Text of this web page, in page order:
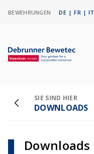
BEWEHRUNGEN IT
|
FR
|
DE
SIE SIND HIER
DOWNLOADS
Downloads